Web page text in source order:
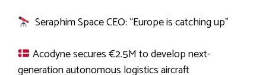
Seraphim Space CEO: “Europe is catching up”
Acodyne secures €2.5M to develop next-
generation autonomous logistics aircraft